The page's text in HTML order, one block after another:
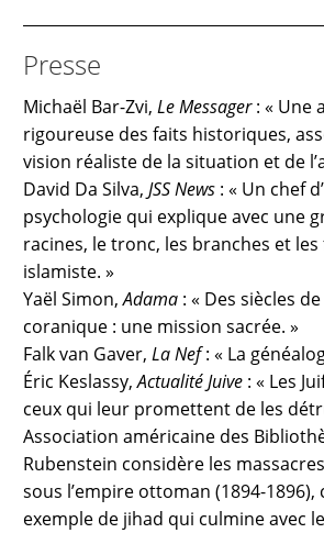
Presse
Michaël Bar-Zvi,Le Messager: « Une
rigoureuse des faits historiques,
vision réaliste de la situation et de
David Da Silva,JSS News : « Un chef
psychologie qui explique avec une
racines, le tronc, les branches et
islamiste. »
Yaël Simon,Adama : « Des siècles
coranique : une mission sacrée. »
Falk van Gaver,La Nef: « La
Éric Keslassy,Actualité Juive : « Les
ceux qui leur promettent de les
Association américaine des
Rubenstein considère les
sous l’empire ottoman (1894-1896),
exemple de jihad qui culmine avec